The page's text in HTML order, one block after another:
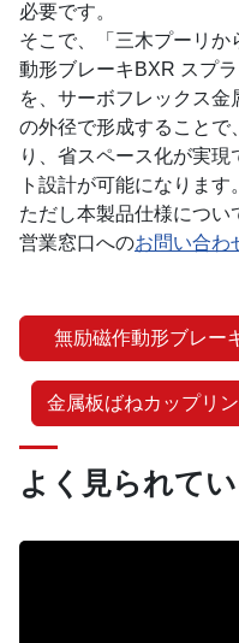
必要です。
そこで、「三木プーリ
動形ブレーキBXR スプ
を、サーボフレックス
の外径で形成することで
り、省スペース化が実
ト設計が可能になります。
ただし本製品仕様につい
営業窓口へのお問い合わ
無励磁作動形ブレー
金属板ばねカップリ
よく見られて